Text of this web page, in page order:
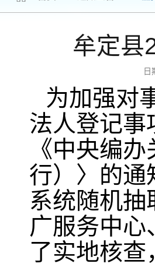
牟定县
为加强对
法人登记事
《中央编
行）〉的通
系统随机
广服务中
了实地核